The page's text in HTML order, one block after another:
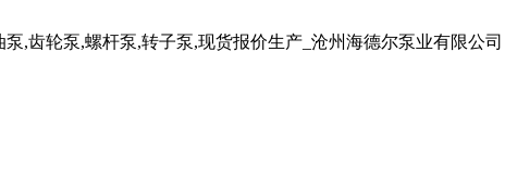
,齿轮泵,螺杆泵,转子泵,现货报价生产_沧州海德尔泵业有限公司